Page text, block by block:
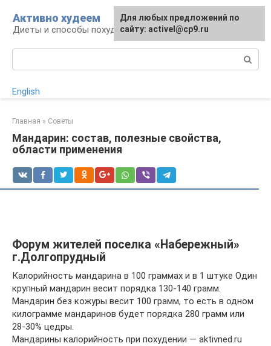
контенту
Активно худеем
Диеты и способы похудения
English
Главная » Советы
Мандарин: состав, полезные свойства,
области применения
Форум жителей поселка «Набережный»
г.Долгопрудный
Калорийность мандарина в 100 граммах и в 1 штуке Один
крупный мандарин весит порядка 130-140 грамм.
Мандарин без кожуры весит 100 грамм, то есть в одном
килограмме мандаринов будет порядка 280 грамм или
28-30% цедры.
Мандарины калорийность при похудении — aktivned.ru
Для любых предложений по
сайту: activel@cp9.ru